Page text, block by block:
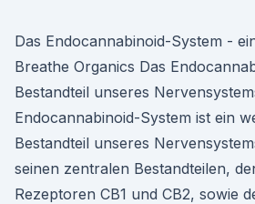
Das Endocannabinoid-System -
Breathe Organics Das
Bestandteil unseres
Endocannabinoid-System ist ein
Bestandteil unseres
seinen zentralen Bestandteilen,
Rezeptoren CB1 und CB2, sowie